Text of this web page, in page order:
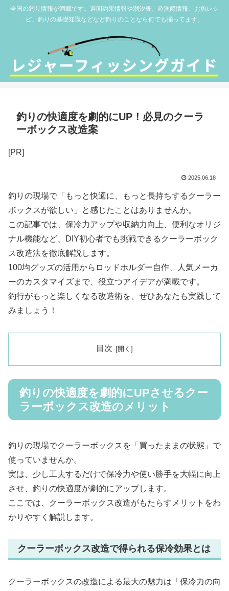
全国の釣り情報が満載です。週間釣果情報や潮汐表、遊漁船情報、お魚レシ
ピ、釣りの基礎知識などなど釣りのことなら何でも揃ってます。
釣りの快適度を劇的にUP！必見のクーラ
ーボックス改造案
[PR]
2025.06.18
釣りの現場で「もっと快適に、もっと長持ちするクーラー
ボックスが欲しい」と感じたことはありませんか。
この記事では、保冷力アップや収納力向上、便利なオリジ
ナル機能など、DIY初心者でも挑戦できるクーラーボック
ス改造法を徹底解説します。
100均グッズの活用からロッドホルダー自作、人気メーカ
ーのカスタマイズまで、役立つアイデアが満載です。
釣行がもっと楽しくなる改造術を、ぜひあなたも実践して
みましょう！
目次
釣りの快適度を劇的にUPさせるクー
ラーボックス改造のメリット
釣りの現場でクーラーボックスを「買ったままの状態」で
使っていませんか。
実は、少し工夫するだけで保冷力や使い勝手を大幅に向上
させ、釣りの快適度が劇的にアップします。
ここでは、クーラーボックス改造がもたらすメリットをわ
かりやすく解説します。
クーラーボックス改造で得られる保冷効果とは
クーラーボックスの改造による最大の魅力は「保冷力の向